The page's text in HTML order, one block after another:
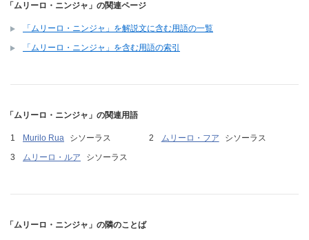
「ムリーロ・ニンジャ」の関連ページ
「ムリーロ・ニンジャ」を解説文に含む用語の一覧
「ムリーロ・ニンジャ」を含む用語の索引
「ムリーロ・ニンジャ」の関連用語
Murilo Rua シソーラス ムリーロ・フア
シソーラス
ムリーロ・ルア
シソーラス
「ムリーロ・ニンジャ」の隣のことば